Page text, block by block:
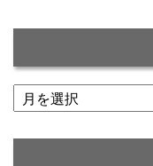
ア
ー